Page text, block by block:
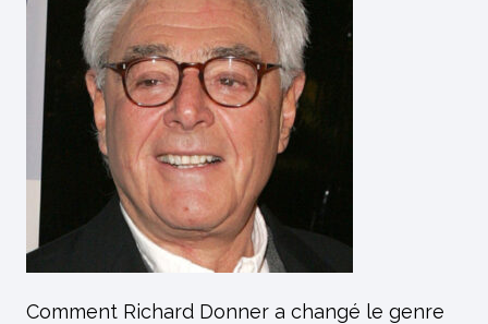
Comment Richard Donner a changé le genre